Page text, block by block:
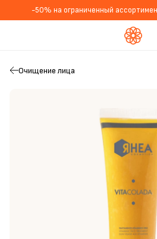
-50% на ограниченный
Очищение лица